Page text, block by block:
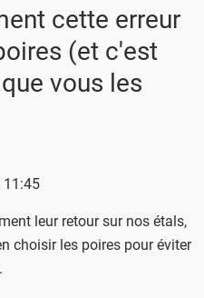
cette erreur
(et c'est
vous les
11:45
leur retour sur nos étals,
choisir les poires pour éviter